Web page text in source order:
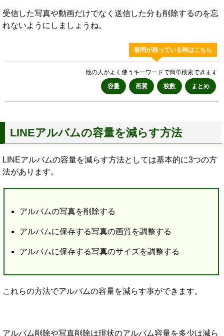
受信した写真や動画だけでなく送信した分も削除するのを忘
れないようにしましょうね。
疑問が残っている時はこちら
他の人がよく使うキーワードで簡単検索できます
容量
画質 枚数 まとめ
LINEアルバムの容量を減らす方法
LINEアルバムの容量を減らす方法としては基本的に3つの方
法があります。
アルバムの写真を削除する
アルバムに保存する写真の画質を調整する
アルバムに保存する写真のサイズを調整する
これらの方法でアルバムの容量を減らす事ができます。
アルバム削除や写真削除は現状のアルバム容量を多少は減ら